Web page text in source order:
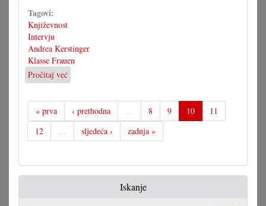
Tagovi:
Književnost
Intervju
Andrea Kerstinger
Klasse Frauen
Pročitaj već
»Klasse
Frauen«
prvak
Andreje
Kerstinger
« prva ‹ prethodna … 8 9 10
11
12
… sljedeća › zadnja »
Iskanje